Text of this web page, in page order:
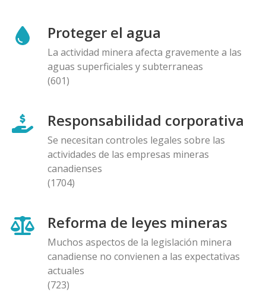
Proteger el agua
La actividad minera afecta gravemente a las
aguas superficiales y subterraneas
(601)
Responsabilidad corporativa
Se necesitan controles legales sobre las
actividades de las empresas mineras
canadienses
(1704)
Reforma de leyes mineras
Muchos aspectos de la legislación minera
canadiense no convienen a las expectativas
actuales
(723)